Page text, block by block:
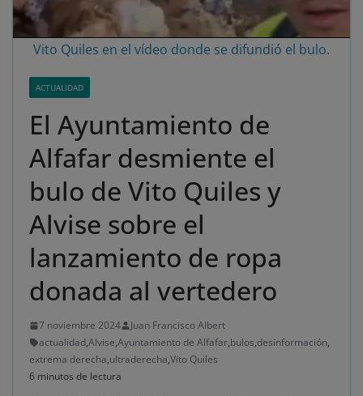
Vito Quiles en el vídeo donde se difundió el bulo.
ACTUALIDAD
El Ayuntamiento de
Alfafar desmiente el
bulo de Vito Quiles y
Alvise sobre el
lanzamiento de ropa
donada al vertedero
7 noviembre 2024
Juan Francisco Albert
actualidad,Alvise,Ayuntamiento de Alfafar,bulos,desinformación,
extrema derecha,ultraderecha,Vito Quiles
6 minutos de lectura